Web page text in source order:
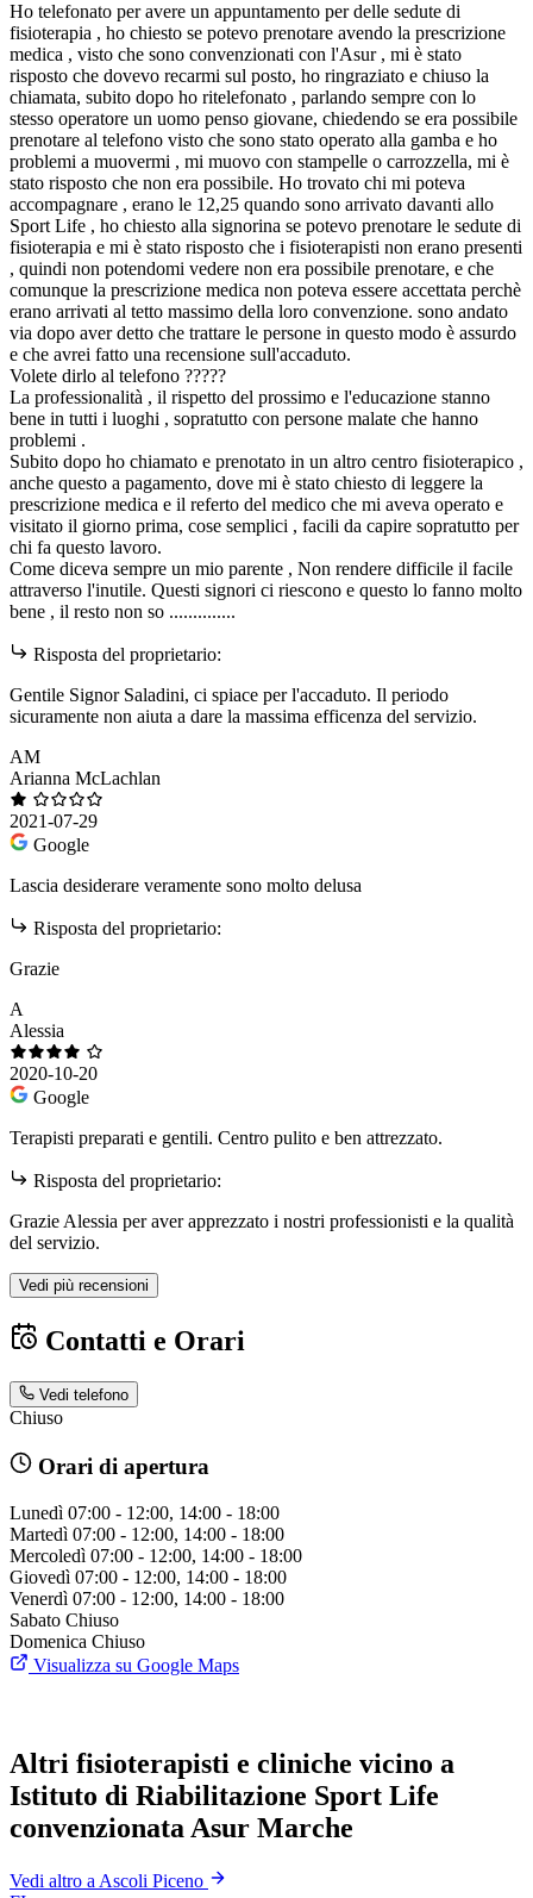
Ho telefonato per avere un appuntamento per delle sedute di
fisioterapia , ho chiesto se potevo prenotare avendo la prescrizione
medica , visto che sono convenzionati con l'Asur , mi è stato
risposto che dovevo recarmi sul posto, ho ringraziato e chiuso la
chiamata, subito dopo ho ritelefonato , parlando sempre con lo
stesso operatore un uomo penso giovane, chiedendo se era possibile
prenotare al telefono visto che sono stato operato alla gamba e ho
problemi a muovermi , mi muovo con stampelle o carrozzella, mi è
stato risposto che non era possibile. Ho trovato chi mi poteva
accompagnare , erano le 12,25 quando sono arrivato davanti allo
Sport Life , ho chiesto alla signorina se potevo prenotare le sedute di
fisioterapia e mi è stato risposto che i fisioterapisti non erano presenti
, quindi non potendomi vedere non era possibile prenotare, e che
comunque la prescrizione medica non poteva essere accettata perchè
erano arrivati al tetto massimo della loro convenzione. sono andato
via dopo aver detto che trattare le persone in questo modo è assurdo
e che avrei fatto una recensione sull'accaduto.
Volete dirlo al telefono ?????
La professionalità , il rispetto del prossimo e l'educazione stanno
bene in tutti i luoghi , sopratutto con persone malate che hanno
problemi .
Subito dopo ho chiamato e prenotato in un altro centro fisioterapico ,
anche questo a pagamento, dove mi è stato chiesto di leggere la
prescrizione medica e il referto del medico che mi aveva operato e
visitato il giorno prima, cose semplici , facili da capire sopratutto per
chi fa questo lavoro.
Come diceva sempre un mio parente , Non rendere difficile il facile
attraverso l'inutile. Questi signori ci riescono e questo lo fanno molto
bene , il resto non so ..............
Risposta del proprietario:
Gentile Signor Saladini, ci spiace per l'accaduto. Il periodo
sicuramente non aiuta a dare la massima efficenza del servizio.
AM
Arianna McLachlan
2021-07-29
Google
Lascia desiderare veramente sono molto delusa
Risposta del proprietario:
Grazie
A
Alessia
2020-10-20
Google
Terapisti preparati e gentili. Centro pulito e ben attrezzato.
Risposta del proprietario:
Grazie Alessia per aver apprezzato i nostri professionisti e la qualità
del servizio.
Vedi più recensioni
Contatti e Orari
Vedi telefono
Chiuso
Orari di apertura
Lunedì 07:00 - 12:00, 14:00 - 18:00
Martedì 07:00 - 12:00, 14:00 - 18:00
Mercoledì 07:00 - 12:00, 14:00 - 18:00
Giovedì 07:00 - 12:00, 14:00 - 18:00
Venerdì 07:00 - 12:00, 14:00 - 18:00
Sabato Chiuso
Domenica Chiuso
Visualizza su Google Maps
Altri fisioterapisti e cliniche vicino a
Istituto di Riabilitazione Sport Life
convenzionata Asur Marche
Vedi altro a Ascoli Piceno